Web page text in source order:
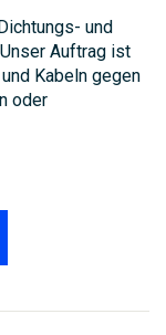
und
Auftrag ist
Kabeln gegen
oder